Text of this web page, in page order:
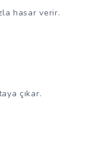
hasar verir.
çıkar.